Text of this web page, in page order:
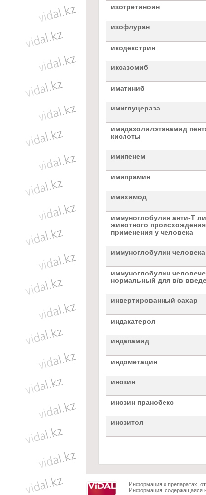
изотретиноин
изофлуран
икодекстрин
иксазомиб
иматиниб
имиглуцераза
имидазолилэтанамид
кислоты
имипенем
имипрамин
имихимод
иммуноглобулин анти-Т
животного
применения у человека
иммуноглобулин
иммуноглобулин
нормальный для в/в
инвертированный сахар
индакатерол
индапамид
индометацин
инозин
инозин пранобекс
инозитол
Информация о препаратах,
Информация, содержащаяся